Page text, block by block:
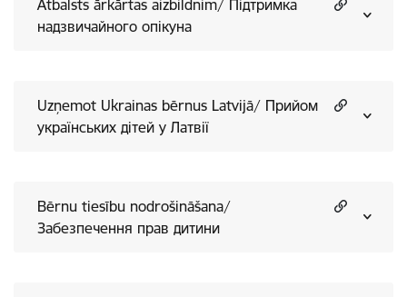
Atbalsts ārkārtas aizbildnim/ Підтримка
надзвичайного опікуна
Uzņemot Ukrainas bērnus Latvijā/ Прийом
українських дітей у Латвії
Bērnu tiesību nodrošināšana/
Забезпечення прав дитини